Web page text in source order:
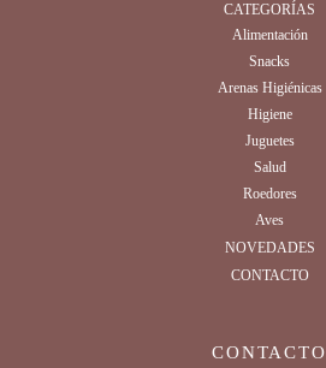
CATEGORÍAS
Alimentación
Snacks
Arenas Higiénicas
Higiene
Juguetes
Salud
Roedores
Aves
NOVEDADES
CONTACTO
CONTACTO